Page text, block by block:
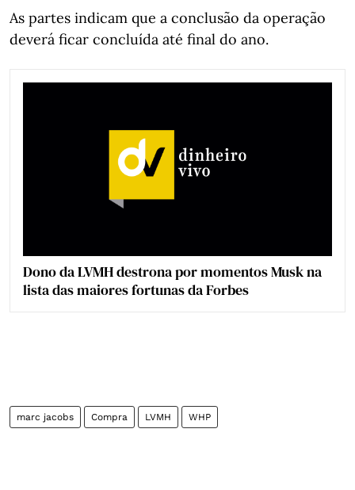
As partes indicam que a conclusão da operação
deverá ficar concluída até final do ano.
Dono da LVMH destrona por momentos Musk na
lista das maiores fortunas da Forbes
marc jacobs Compra LVMH WHP